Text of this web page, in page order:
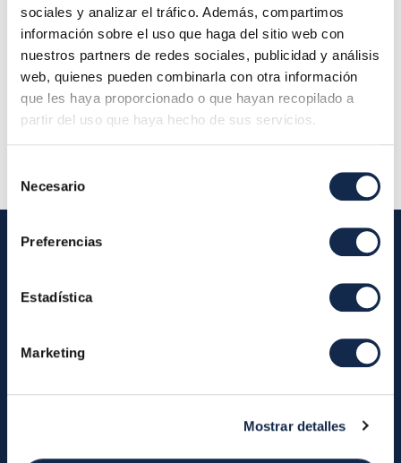
sociales y analizar el tráfico. Además, compartimos
información sobre el uso que haga del sitio web con
nuestros partners de redes sociales, publicidad y análisis
web, quienes pueden combinarla con otra información
que les haya proporcionado o que hayan recopilado a
partir del uso que haya hecho de sus servicios.
consentimiento
Necesario
Preferencias
Estadística
Marketing
Mostrar detalles
Final de la reunión:27/02/2020 11:00
Localización:
Descripción:27_02_2020_Reunión de la Comisión
de Auditoría
Iberpay
About us